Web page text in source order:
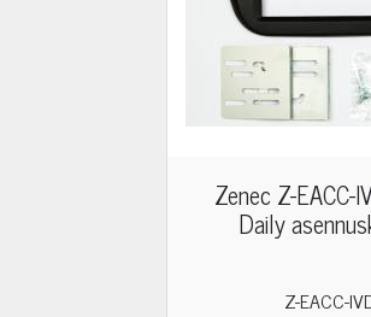
Zenec Z-EACC-
Daily
Z-EACC-